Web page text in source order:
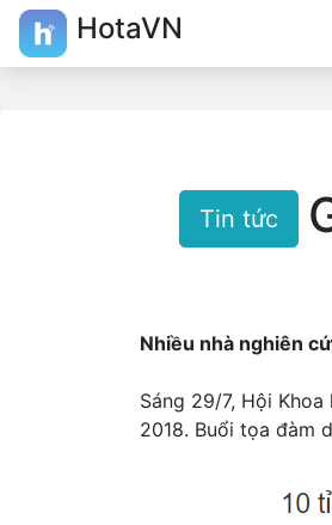
HotaVN
Tin tức
Nhiều nhà nghiên
Sáng 29/7, Hội
2018. Buổi tọa đàm